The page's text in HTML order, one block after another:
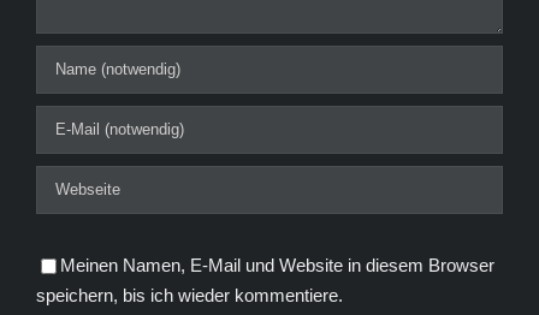
Meinen Namen, E-Mail und Website in diesem Browser
speichern, bis ich wieder kommentiere.